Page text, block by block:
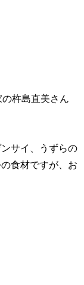
杵島直美さん
サイ、うずらの
食材ですが、お